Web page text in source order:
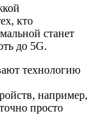
кто
станет
до 5G.
технологию
например,
просто